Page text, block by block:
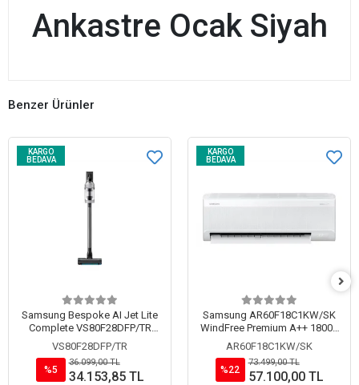
Ankastre Ocak Siyah
Benzer Ürünler
KARGO
BEDAVA
Samsung Bespoke AI Jet Lite
Complete VS80F28DFP/TR
Islak Kuru Şarjlı Dikey Süpürge
VS80F28DFP/TR
%5
36.099,00 TL
34.153,85 TL
KARGO
BEDAVA
Samsung AR60F18C1KW/SK
WindFree Premium A++ 18000
BTU Inverter Duvar Tipi Split
Klima
AR60F18C1KW/SK
%22
73.499,00 TL
57.100,00 TL